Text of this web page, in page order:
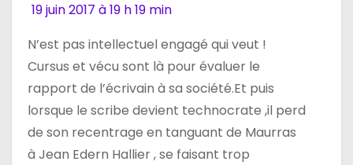
a
r
t
19 juin 2017 à 19 h 19 min
N’est pas intellectuel engagé qui veut !
Cursus et vécu sont là pour évaluer le
rapport de l’écrivain à sa société.Et puis
lorsque le scribe devient technocrate ,il perd
de son recentrage en tanguant de Maurras
à Jean Edern Hallier , se faisant trop